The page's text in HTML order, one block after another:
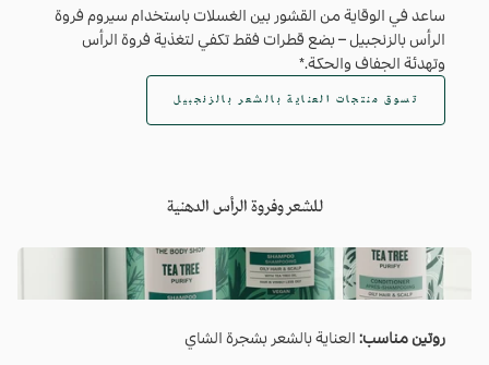
ساعد في الوقاية من القشور بين الغسلات باستخدام سيروم فروة
الرأس بالزنجبيل – بضع قطرات فقط تكفي لتغذية فروة الرأس
وتهدئة الجفاف والحكة.*
تسوق منتجات العناية بالشعر بالزنجبيل
للشعر وفروة الرأس الدهنية
روتين مناسب: العناية بالشعر بشجرة الشاي